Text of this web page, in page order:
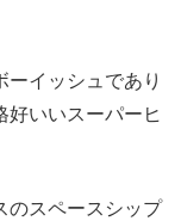
イッシュであり
好いいスーパーヒ
のスペースシップ